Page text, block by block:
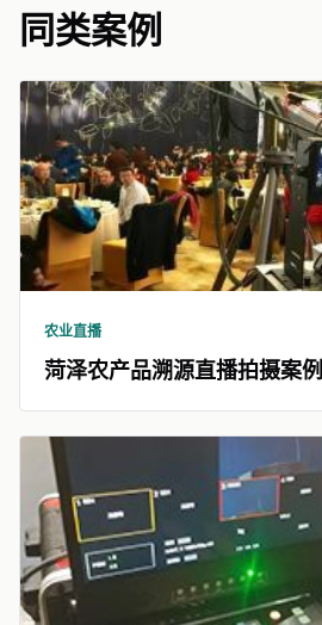
同类案例
农业直播
菏泽农产品溯源直播拍摄案例